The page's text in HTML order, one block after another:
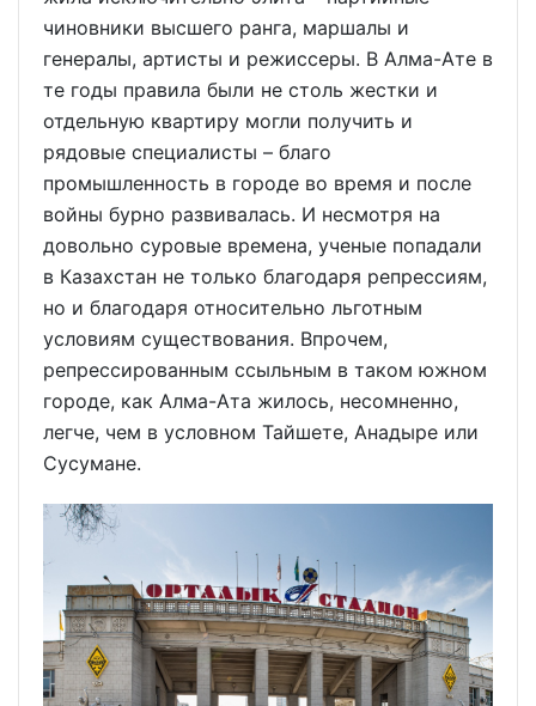
чиновники высшего ранга, маршалы и
генералы, артисты и режиссеры. В Алма-Ате в
те годы правила были не столь жестки и
отдельную квартиру могли получить и
рядовые специалисты – благо
промышленность в городе во время и после
войны бурно развивалась. И несмотря на
довольно суровые времена, ученые попадали
в Казахстан не только благодаря репрессиям,
но и благодаря относительно льготным
условиям существования. Впрочем,
репрессированным ссыльным в таком южном
городе, как Алма-Ата жилось, несомненно,
легче, чем в условном Тайшете, Анадыре или
Сусумане.